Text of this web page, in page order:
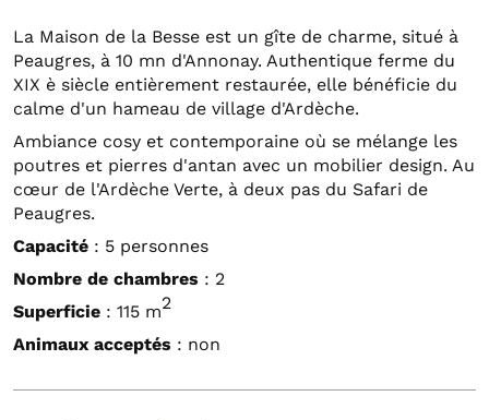
La Maison de la Besse est un gîte de charme, situé à
Peaugres, à 10 mn d'Annonay. Authentique ferme du
XIX è siècle entièrement restaurée, elle bénéficie du
calme d'un hameau de village d'Ardèche.
Ambiance cosy et contemporaine où se mélange les
poutres et pierres d'antan avec un mobilier design. Au
cœur de l'Ardèche Verte, à deux pas du Safari de
Peaugres.
Capacité : 5 personnes
Nombre de chambres : 2
Superficie : 115 m2
Animaux acceptés : non